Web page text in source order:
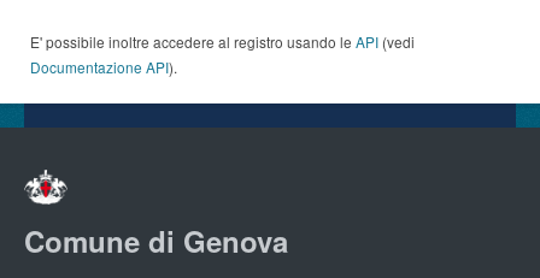
E' possibile inoltre accedere al registro usando le API (vedi
Documentazione API).
Comune di Genova